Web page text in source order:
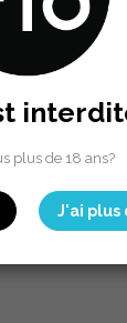
plus de 18 ans?
J'ai plus